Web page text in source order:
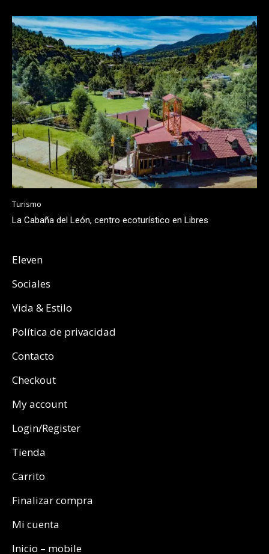
Turismo
La Cabaña del León, centro ecoturístico en Libres
Eleven
Sociales
Vida & Estilo
Política de privacidad
Contacto
Checkout
My account
Login/Register
Tienda
Carrito
Finalizar compra
Mi cuenta
Inicio – mobile